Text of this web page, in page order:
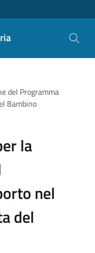
del Programma
Bambino
la
nel
del